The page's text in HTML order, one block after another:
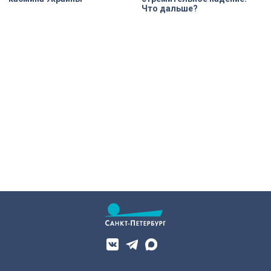
Что дальше?